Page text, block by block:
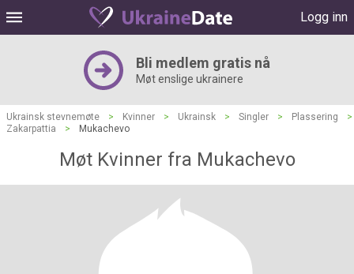
Logg inn
Bli medlem gratis nå
Møt enslige ukrainere
Ukrainsk stevnemøte > Kvinner > Ukrainsk > Singler > Plassering
>
Zakarpattia
> Mukachevo
Møt Kvinner fra Mukachevo